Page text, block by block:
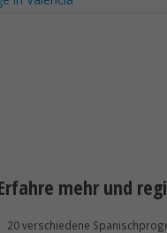
mehr und
20 verschiedene